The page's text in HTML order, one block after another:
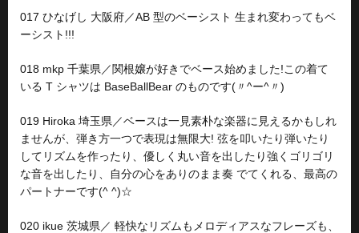
017 ひなげし 大阪府／AB 型のベーシスト 生まれ変わってもベ
ーシスト!!!
018 mkp 千葉県／関根嬢が好きでベース始めました!この着て
いる T シャツは BaseBallBear のものです(〃^ー^〃)
019 Hiroka 埼玉県／ベースは一見素朴な楽器に見えるかもしれ
ませんが、弾き方一つで表現は無限大! 弦を叩いたり弾いたり
してリズムを作ったり、優しく丸い音を出したり強くゴリゴリ
な音を出したり、自分の心をありのまま奏 でてくれる、最高の
パートナーです(^ ^)☆
020 ikue 茨城県／ 軽快なリズムもメロディアスなフレーズも、